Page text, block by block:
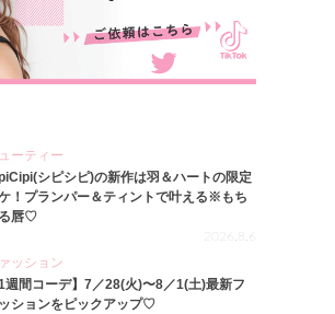
ーティー
シピシピ)の新作は羽＆ハートの限定
！プランパー＆ティントで叶える※もち
唇♡
2026.8.6
ッション
1週間コーデ】7／28(火)〜8／1(土)最新フ
ションをピックアップ♡